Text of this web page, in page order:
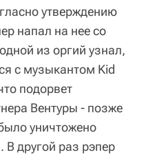
утверждению
напал на нее со
из оргий узнал,
с музыкантом Kid
подорвет
Вентуры - позже
уничтожено
другой раз рэпер